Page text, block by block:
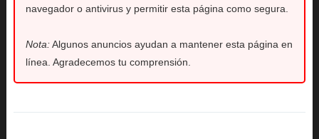
navegador o antivirus y permitir esta página como segura.
Nota:Algunos anuncios ayudan a mantener esta página en
línea. Agradecemos tu comprensión.